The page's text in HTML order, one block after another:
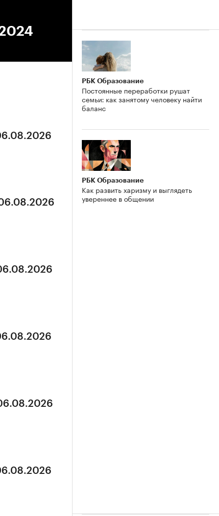
РБК Образование
Постоянные переработки рушат
семьи: как занятому человеку найти
баланс
РБК Образование
Как развить харизму и выглядеть
увереннее в общении